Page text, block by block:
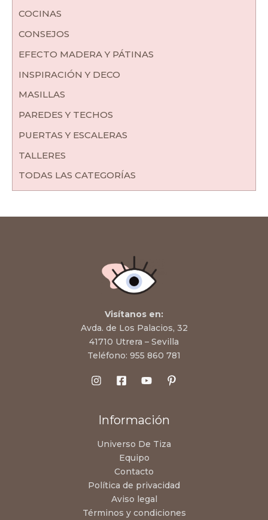
COCINAS
CONSEJOS
EFECTO MADERA Y PÁTINAS
INSPIRACIÓN Y DECO
MASILLAS
PAREDES Y TECHOS
PUERTAS Y ESCALERAS
TALLERES
TODAS LAS CATEGORÍAS
Visítanos en:
Avda. de Los Palacios, 32
41710 Utrera – Sevilla
Teléfono: 955 860 781
Información
Universo De Tiza
Equipo
Contacto
Política de privacidad
Aviso legal
Términos y condiciones